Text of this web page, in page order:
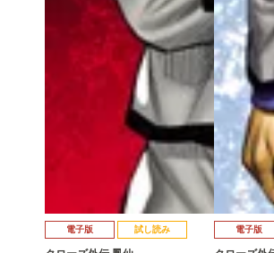
電子版 試し読み 電子版